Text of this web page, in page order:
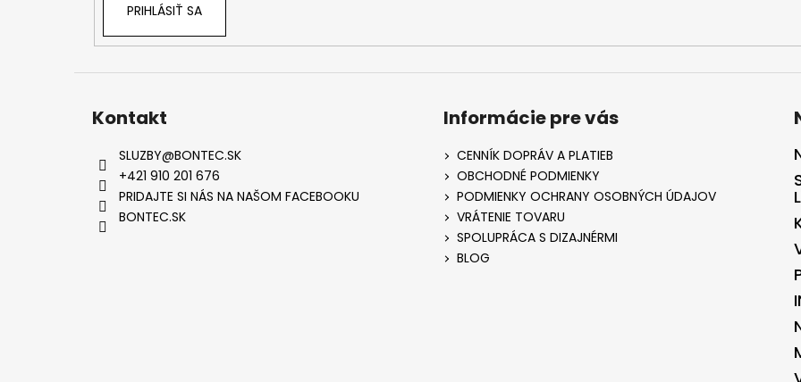
PRIHLÁSIŤ SA
Kontakt
SLUZBY@BONTEC.SK
+421 910 201 676
PRIDAJTE SI NÁS NA NAŠOM FACEBOOKU
BONTEC.SK
Informácie pre vás
CENNÍK DOPRÁV A PLATIEB
OBCHODNÉ PODMIENKY
PODMIENKY OCHRANY OSOBNÝCH ÚDAJOV
VRÁTENIE TOVARU
SPOLUPRÁCA S DIZAJNÉRMI
BLOG